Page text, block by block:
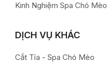
Kinh Nghiệm Spa Chó Mèo
DỊCH VỤ KHÁC
Cắt Tỉa - Spa Chó Mèo